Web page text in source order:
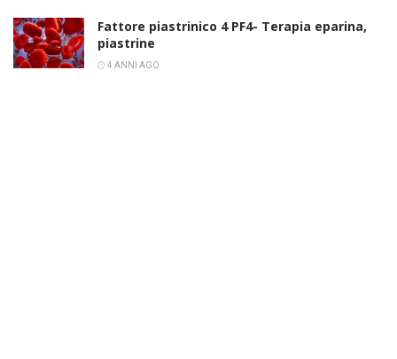
Fattore piastrinico 4 PF4- Terapia eparina,
piastrine
4 ANNI AGO